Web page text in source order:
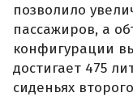
позволило
пассажиров, а
конфигурации
достигает 475
сиденьях